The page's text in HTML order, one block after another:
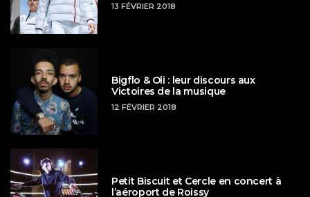
13 FÉVRIER 2018
Bigflo & Oli : leur discours aux
Victoires de la musique
12 FÉVRIER 2018
Petit Biscuit et Cercle en concert à
l’aéroport de Roissy